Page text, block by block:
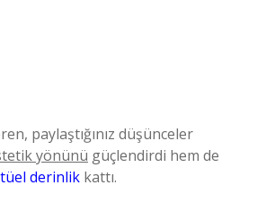
paylaştığınız düşünceler
yönünü güçlendirdi hem de
derinlik kattı.